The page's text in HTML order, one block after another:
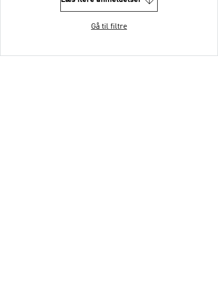
Gå til filtre